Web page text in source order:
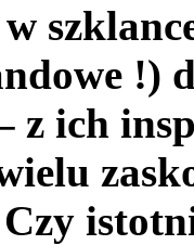
!)
z ich